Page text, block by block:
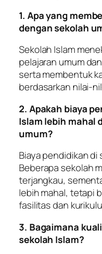
1. Apa yang
dengan sekolah
Sekolah Islam
pelajaran umum
serta membentuk
berdasarkan nilai-
2. Apakah biaya
Islam lebih mahal
umum?
Biaya pendidikan di
Beberapa sekolah
terjangkau,
lebih mahal, tetapi
fasilitas dan
3. Bagaimana
sekolah Islam?